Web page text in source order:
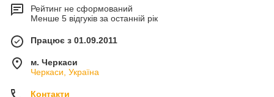
Рейтинг не сформований
Менше 5 відгуків за останній рік
Працює з 01.09.2011
м. Черкаси
Черкаси, Україна
Контакти